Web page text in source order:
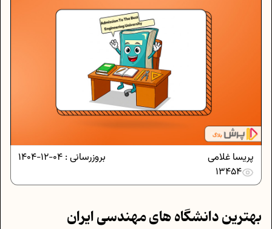
بروزرسانی : 04-12-1404
پریسا غلامی
13454
بهترین دانشگاه های مهندسی ایران